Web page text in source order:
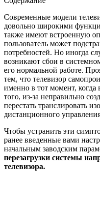
Современные модели
довольно широкими
также имеют встроенную
пользователь может
потребностей. Но иногда
возникают сбои в
его нормальной работе.
тем, что телевизор
именно в тот момент, когда
того, из-за неправильно
перестать транслировать
дистанционного
Чтобы устранить эти
ранее введенные вами
начальным заводским
перезагрузки системы
телевизора.